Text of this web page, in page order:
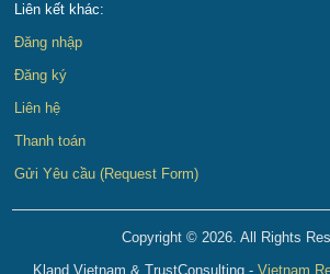
Liên kết khác:
Đăng nhập
Đăng ký
Liên hệ
Thanh toán
Gửi Yêu cầu (Request Form)
Copyright © 2026. All Rights
Kland Vietnam & TrustConsulting - Vietnam